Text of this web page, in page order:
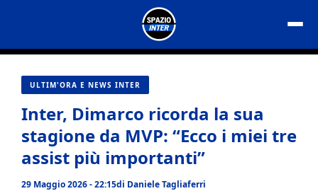
contenuto
ULTIM'ORA E NEWS INTER
Inter, Dimarco ricorda la sua
stagione da MVP: “Ecco i miei tre
assist più importanti”
29 Maggio 2026 - 22:15di Daniele Tagliaferri